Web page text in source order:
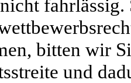
bitten wir
und